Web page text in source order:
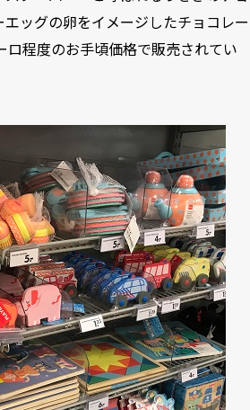
ッグの卵をイメージしたチョコレー
ロ程度のお手頃価格で販売されてい